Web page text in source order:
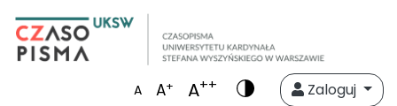
A A+ A++
Zaloguj